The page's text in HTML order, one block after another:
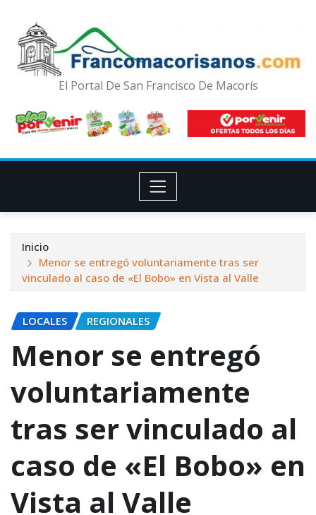
El Portal De San Francisco De Macorís
Inicio
Menor se entregó voluntariamente tras ser
vinculado al caso de «El Bobo» en Vista al Valle
LOCALES REGIONALES
Menor se entregó
voluntariamente
tras ser vinculado al
caso de «El Bobo» en
Vista al Valle